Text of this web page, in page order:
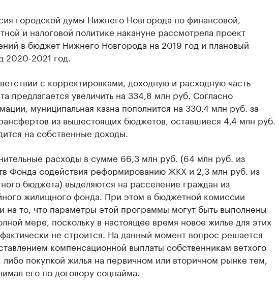
городской думы Нижнего Новгорода по финансовой,
и налоговой политике накануне рассмотрела проект
в бюджет Нижнего Новгорода на 2019 год и плановый
2020-2021 год.
с корректировками, доходную и расходную часть
предлагается увеличить на 334,8 млн руб. Согласно
муниципальная казна пополнится на 330,4 млн руб. за
из вышестоящих бюджетов, оставшиеся 4,4 млн руб.
на собственные доходы.
расходы в сумме 66,3 млн руб. (64 млн руб. из
Фонда содействия реформированию ЖКХ и 2,3 млн руб. из
бюджета) выделяются на расселение граждан из
жилищного фонда. При этом в бюджетной комиссии
на то, что параметры этой программы могут быть выполнены
мере, поскольку в настоящее время новое жилье для этих
не строится. На данный момент вопрос решается
компенсационной выплаты собственникам ветхого
покупкой жилья на первичном или вторичном рынке тем,
его по договору соцнайма.